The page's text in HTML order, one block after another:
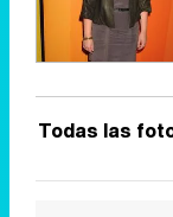
Todas las